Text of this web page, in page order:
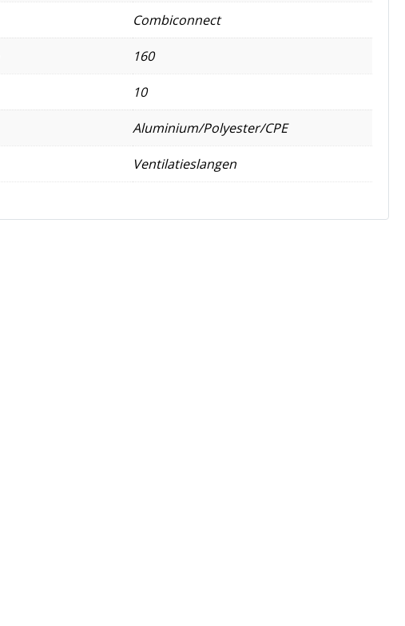
Combiconnect
160
10
Aluminium/Polyester/CPE
Ventilatieslangen